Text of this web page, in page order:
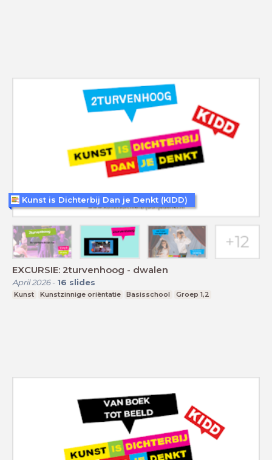
EXCURSIE: 2turvenhoog - dwalen
April 2026- 16 slides
Kunst Kunstzinnige oriëntatie Basisschool Groep 1,2
Kunst is Dichterbij Dan je Denkt (KIDD)